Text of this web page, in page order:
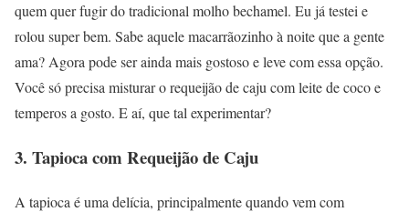
quem quer fugir do tradicional molho bechamel. Eu já testei e
rolou super bem. Sabe aquele macarrãozinho à noite que a gente
ama? Agora pode ser ainda mais gostoso e leve com essa opção.
Você só precisa misturar o requeijão de caju com leite de coco e
temperos a gosto. E aí, que tal experimentar?
3. Tapioca com Requeijão de Caju
A tapioca é uma delícia, principalmente quando vem com